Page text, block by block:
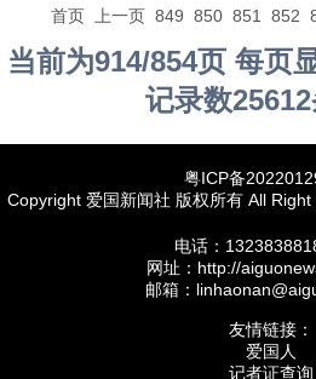
首页 上一页 849 850 851 852
当前为914/854页 每页
记录数
粤ICP备
Copyright 爱国新闻社 版权所有 All
电话：
网址：http://
邮箱：
友情链接：
爱国人
记者证查询